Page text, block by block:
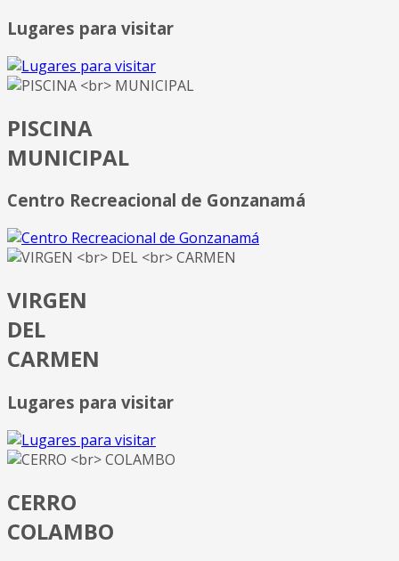
Lugares para visitar
PISCINA
MUNICIPAL
Centro Recreacional de Gonzanamá
VIRGEN
DEL
CARMEN
Lugares para visitar
CERRO
COLAMBO